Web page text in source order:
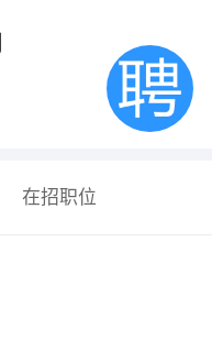
在招职位